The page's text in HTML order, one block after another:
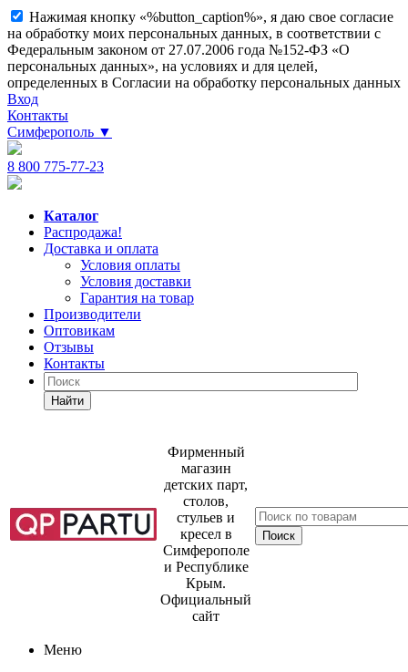
Нажимая кнопку «%button_caption%», я даю свое согласие
на обработку моих персональных данных, в соответствии с
Федеральным законом от 27.07.2006 года №152-ФЗ «О
персональных данных», на условиях и для целей,
определенных в Согласии на обработку персональных данных
Вход
Контакты
Симферополь ▼
8 800 775-77-23
Каталог
Распродажа!
Доставка и оплата
Условия оплаты
Условия доставки
Гарантия на товар
Производители
Оптовикам
Отзывы
Контакты
Найти
Фирменный
магазин
детских парт,
столов,
стульев и
кресел в
Симферополе
и Республике
Крым.
Официальный
сайт
Меню